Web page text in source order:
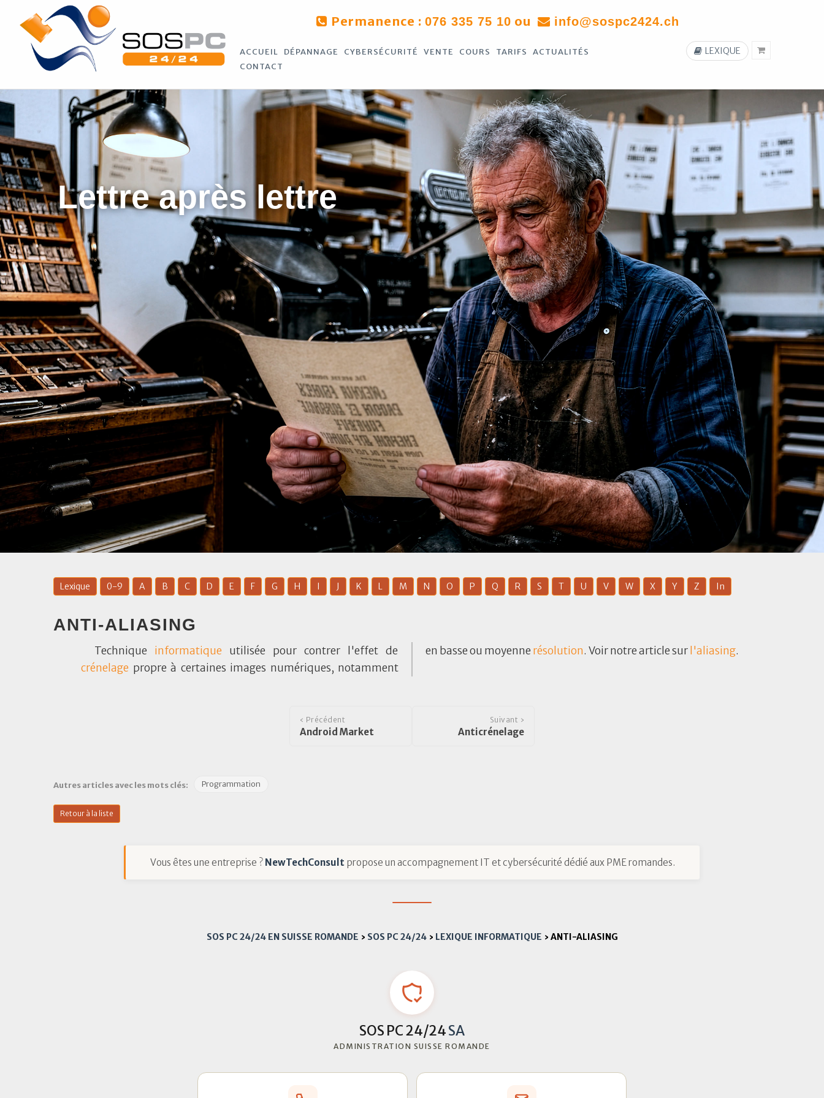
Permanence :076 335 75 10 ou info@sospc2424.ch
ACCUEIL DÉPANNAGE CYBERSÉCURITÉ VENTE COURS TARIFS
ACTUALITÉS
CONTACT
LEXIQUE
Lettre après lettre
Lexique 0-9 A B C D E F G H I J K L M N O P Q R S T U V W X Y Z In
ANTI-ALIASING
Technique informatique utilisée pour contrer l'effet de
crénelage propre à certaines images numériques, notamment
en basse ou moyenne résolution. Voir notre article sur l'aliasing.
‹ Précédent
Android Market
Suivant ›
Anticrénelage
Autres articles avec les mots clés: Programmation
Retour à la liste
Vous êtes une entreprise ? NewTechConsult propose un accompagnement IT et cybersécurité dédié aux PME romandes.
SOS PC 24/24 EN SUISSE ROMANDE › SOS PC 24/24 › LEXIQUE INFORMATIQUE › ANTI-ALIASING
SOS PC 24/24SA
ADMINISTRATION SUISSE ROMANDE